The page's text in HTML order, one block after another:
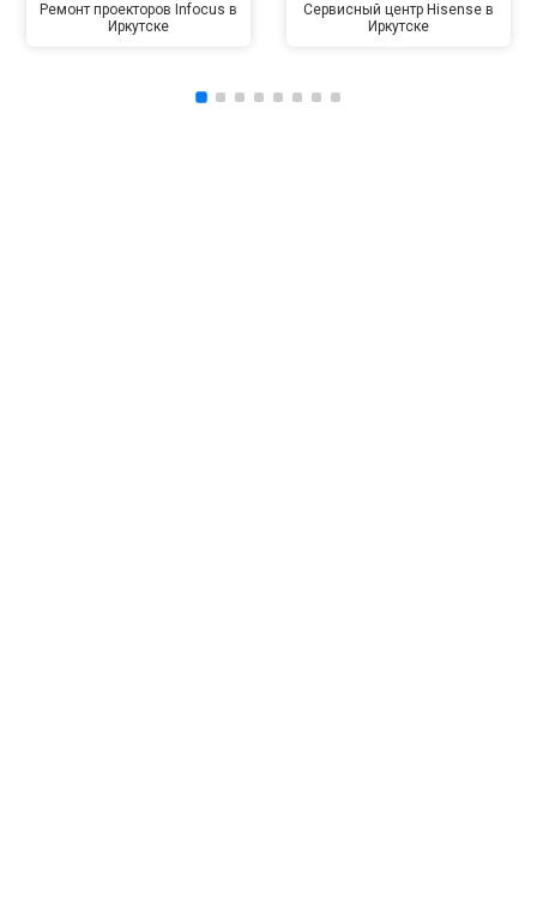
Ремонт проекторов Infocus в
Иркутске
Сервисный центр Hisense в
Иркутске